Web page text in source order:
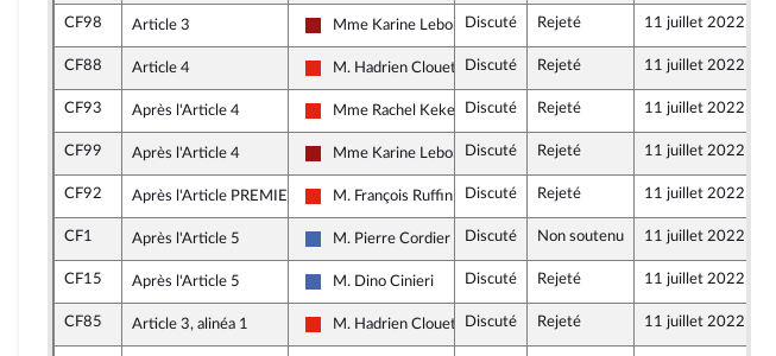
CF98 Article 3
Gauche démocrate et républicaine - NUPES
Mme Karine Lebon Discuté Rejeté 11 juillet 2022
CF88 Article 4
La France insoumise - Nouvelle Union Populaire écologique et sociale
M. Hadrien Clouet Discuté Rejeté 11 juillet 2022
CF93 Après l'Article 4
La France insoumise - Nouvelle Union Populaire écologique et sociale
Mme Rachel Keke Discuté Rejeté 11 juillet 2022
CF99 Après l'Article 4
Gauche démocrate et républicaine - NUPES
Mme Karine Lebon Discuté Rejeté 11 juillet 2022
CF92 Après l'Article PREMIER
La France insoumise - Nouvelle Union Populaire écologique et sociale
M. François Ruffin Discuté Rejeté 11 juillet 2022
CF1 Après l'Article 5
Les Républicains
M. Pierre Cordier Discuté Non soutenu 11 juillet 2022
CF15 Après l'Article 5
Les Républicains
M. Dino Cinieri Discuté Rejeté 11 juillet 2022
CF85 Article 3, alinéa 1
La France insoumise - Nouvelle Union Populaire écologique et sociale
M. Hadrien Clouet Discuté Rejeté 11 juillet 2022